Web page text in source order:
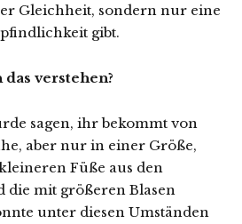
Gleichheit, sondern nur eine
gibt.
verstehen?
sagen, ihr bekommt von
aber nur in einer Größe,
Füße aus den
die mit größeren Blasen
unter diesen Umständen